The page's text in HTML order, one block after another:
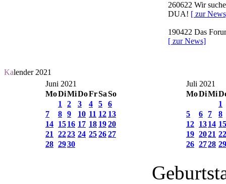
260622 Wir
DUA! [ zur
190422 Das
[ zur News]
Kalender 2021
Juni 2021
MoDiMiDoFrSaSo
1
2 3 4 5
6
7
8 9 10 11 12 13
14 1516 17 18 1920
21
2223 24 252627
28 2930
Juli 2021
MoDiMi
1
5
6 7
8
12 1314 15
19 2021 22
26 2728 29